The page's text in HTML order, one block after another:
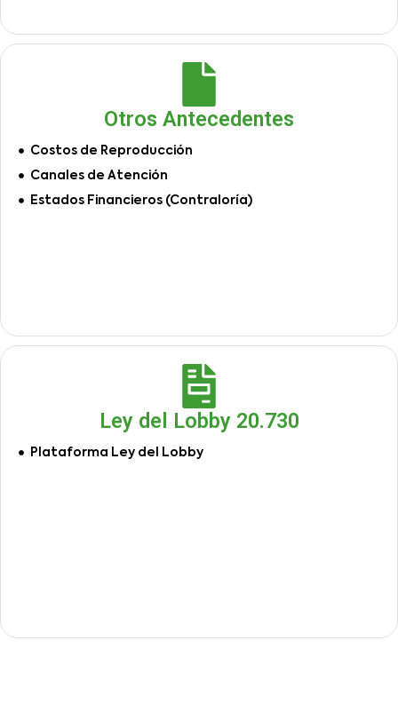
Otros Antecedentes
Costos de Reproducción
Canales de Atención
Estados Financieros (Contraloría)
Ley del Lobby 20.730
Plataforma Ley del Lobby